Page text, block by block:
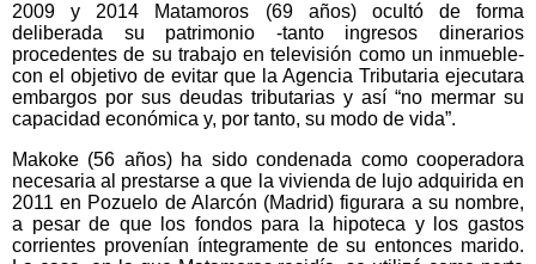
2009 y 2014 Matamoros (69 años) ocultó de forma
deliberada su patrimonio -tanto ingresos dinerarios
procedentes de su trabajo en televisión como un inmueble-
con el objetivo de evitar que la Agencia Tributaria ejecutara
embargos por sus deudas tributarias y así “no mermar su
capacidad económica y, por tanto, su modo de vida”.
Makoke (56 años) ha sido condenada como cooperadora
necesaria al prestarse a que la vivienda de lujo adquirida en
2011 en Pozuelo de Alarcón (Madrid) figurara a su nombre,
a pesar de que los fondos para la hipoteca y los gastos
corrientes provenían íntegramente de su entonces marido.